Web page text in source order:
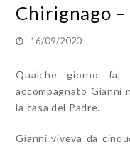
Chirignago
16/09/2020
Qualche giorno fa,
accompagnato Gianni
la casa del Padre.
Gianni viveva da